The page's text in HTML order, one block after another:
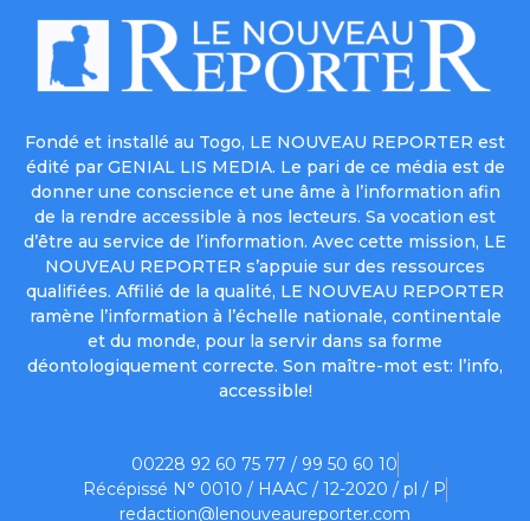
Fondé et installé au Togo, LE NOUVEAU REPORTER est
édité par GENIAL LIS MEDIA. Le pari de ce média est de
donner une conscience et une âme à l’information afin
de la rendre accessible à nos lecteurs. Sa vocation est
d’être au service de l’information. Avec cette mission, LE
NOUVEAU REPORTER s’appuie sur des ressources
qualifiées. Affilié de la qualité, LE NOUVEAU REPORTER
ramène l’information à l’échelle nationale, continentale
et du monde, pour la servir dans sa forme
déontologiquement correcte. Son maître-mot est: l’info,
accessible!
00228 92 60 75 77 / 99 50 60 10
Récépissé N° 0010 / HAAC / 12-2020 / pl / P
redaction@lenouveaureporter.com